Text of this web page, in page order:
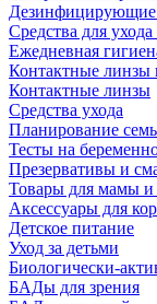
Дезинфицирующие
Средства для
Ежедневная
Контактные линзы
Контактные линзы
Средства ухода
Планирование
Тесты на
Презервативы и
Товары для мамы
Аксессуары для
Детское питание
Уход за детьми
Биологически-
БАДы для зрения